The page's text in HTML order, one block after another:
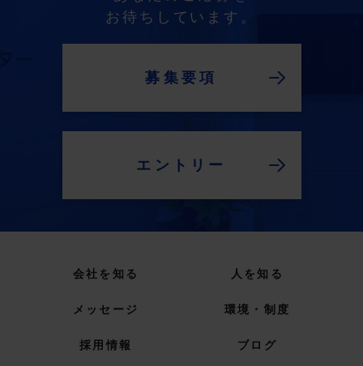
お待ちしています。
募集要項
エントリー
会社を知る 人を知る
メッセージ 環境・制度
採用情報 ブログ